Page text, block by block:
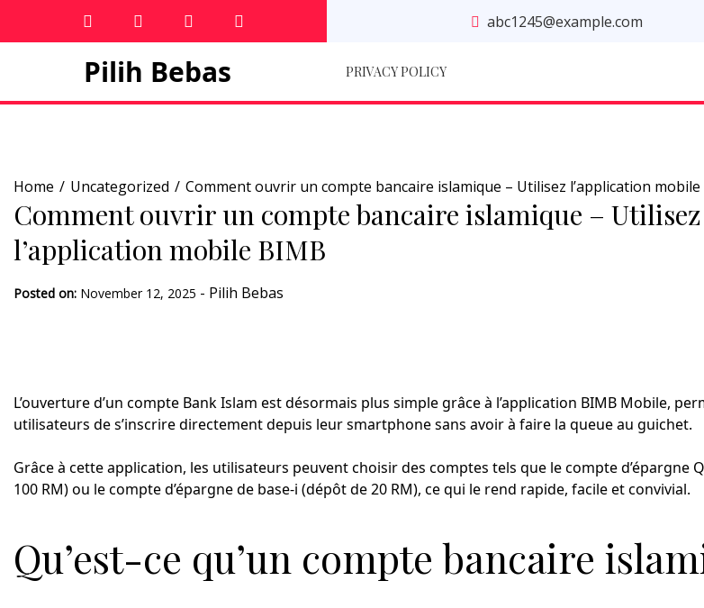
abc1245@example.com
Pilih Bebas PRIVACY POLICY
Home Uncategorized Comment ouvrir un compte bancaire islamique – Utilisez l’application mobile
Comment ouvrir un compte bancaire islamique – Utilisez
l’application mobile BIMB
Posted on: November 12, 2025 - Pilih Bebas
L’ouverture d’un compte Bank Islam est désormais plus simple grâce à l’application BIMB Mobile,
utilisateurs de s’inscrire directement depuis leur smartphone sans avoir à faire la queue au guichet.
Grâce à cette application, les utilisateurs peuvent choisir des comptes tels que le compte d’épargne
100 RM) ou le compte d’épargne de base-i (dépôt de 20 RM), ce qui le rend rapide, facile et convivial.
Qu’est-ce qu’un compte bancaire